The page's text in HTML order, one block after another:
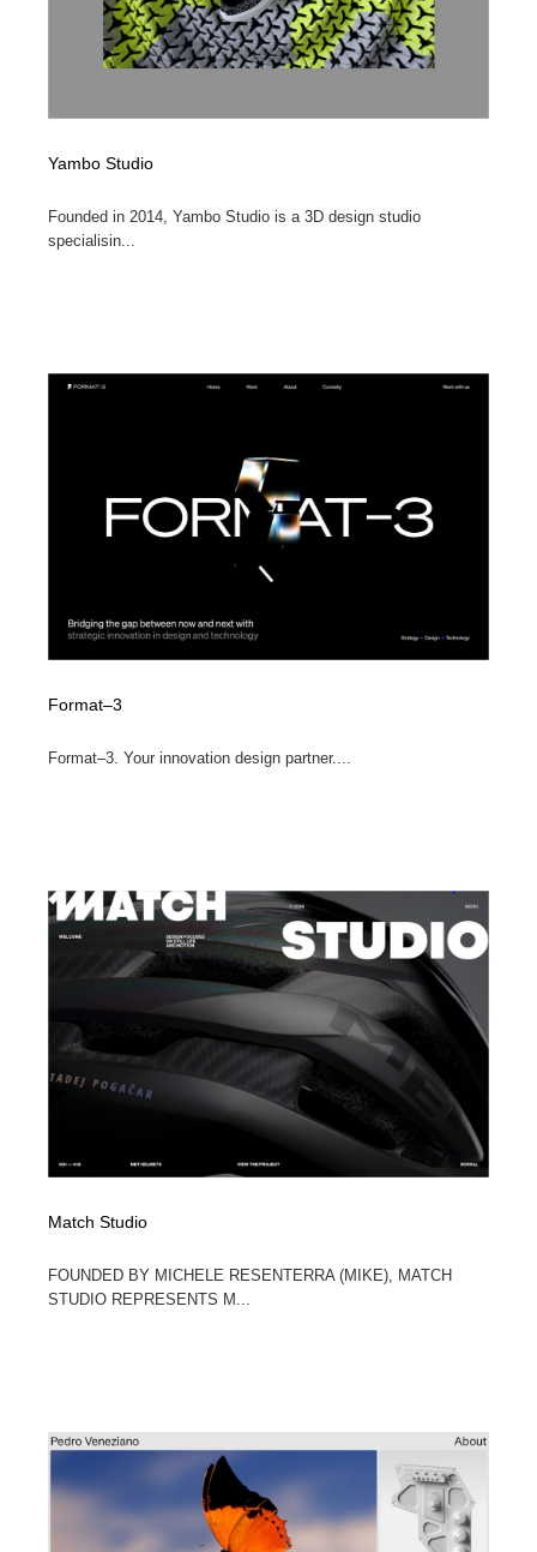
Yambo Studio
Founded in 2014, Yambo Studio is a 3D design studio
specialisin...
Format–3
Format–3. Your innovation design partner....
Match Studio
FOUNDED BY MICHELE RESENTERRA (MIKE), MATCH
STUDIO REPRESENTS M...